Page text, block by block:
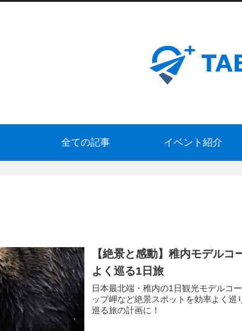
全ての記事 イベント紹介
【絶景と感動】稚内モデル
よく巡る1日旅
日本最北端・稚内の1日観光モデルコ
ップ岬など絶景スポットを効率よく巡
巡る旅の計画に！